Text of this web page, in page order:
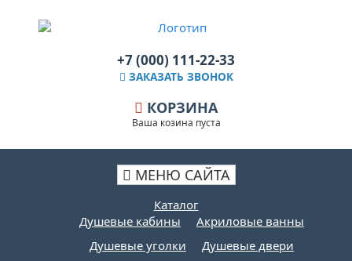
+7 (000) 111-22-33
ЗАКАЗАТЬ ЗВОНОК
КОРЗИНА
Ваша козина пуста
МЕНЮ САЙТА
Каталог
Душевые кабины
Акриловые ванны
Душевые уголки
Душевые двери